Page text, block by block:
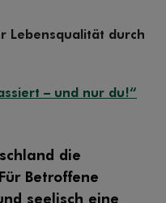
Lebensqualität durch
– und nur du!“
die
Betroffene
seelisch eine